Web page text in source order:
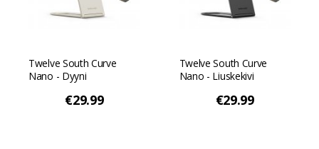
Twelve South Curve
Nano - Dyyni
€29.99
Twelve South Curve
Nano - Liuskekivi
€29.99